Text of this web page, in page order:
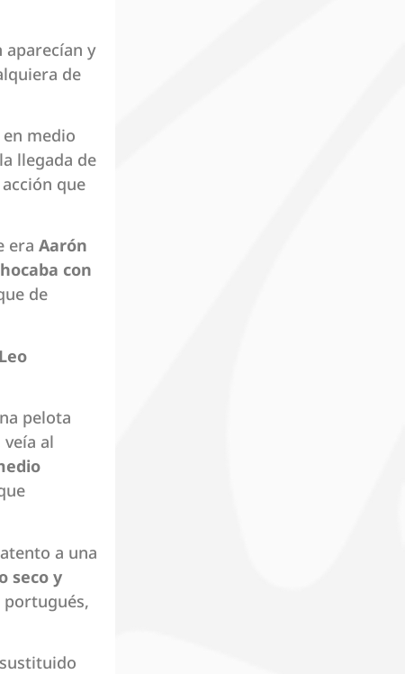
aparecían y
de
medio
llegada de
acción que
era Aarón
con
de
Leo
pelota
veía al
a una
seco y
portugués,